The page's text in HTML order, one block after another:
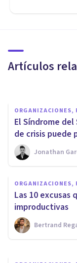
Artículos
ORGANIZACIONES,
El Síndrome
de crisis puede
Jonathan
ORGANIZACIONES,
Las 10 excusas
improductivas
Bertrand
¿Cómo
con
Nahum